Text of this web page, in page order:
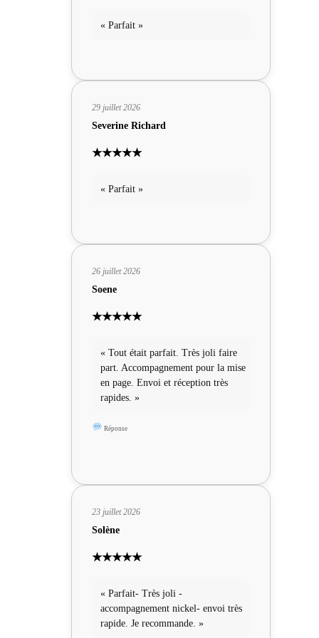
« Parfait »
29 juillet 2026
Severine Richard
★★★★★
« Parfait »
26 juillet 2026
Soene
★★★★★
« Tout était parfait. Très joli faire
part. Accompagnement pour la mise
en page. Envoi et réception très
rapides. »
Réponse
23 juillet 2026
Solène
★★★★★
« Parfait- Très joli -
accompagnement nickel- envoi très
rapide. Je recommande. »